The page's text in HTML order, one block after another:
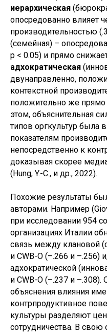
иерархическая
опосредованно влияет
производительностью
(семейная) –
p < 0.05) и прямо
адхократическая
двунаправленно,
контекстной
положительно же прямо
этом, объяснительная
типов оргкультур
показателям
непосредственно к
доказывая скорее
(Hung, Y.-C., и др., 2022).
Похожие результаты
авторами. Например
при исследовании 954
организациях Италии
связь между клановой
и CWB-O (–.266 и –.256)
адхократической
и CWB-O (–.237 и
объяснения влияния
контрпродуктивное
культуры разделяют
сотрудничества. В свою